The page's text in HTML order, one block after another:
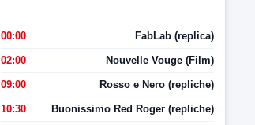
00:00 FabLab (replica)
02:00 Nouvelle Vouge (Film)
09:00 Rosso e Nero (repliche)
10:30 Buonissimo Red Roger (repliche)